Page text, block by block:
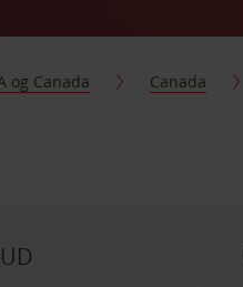
og Canada Canada